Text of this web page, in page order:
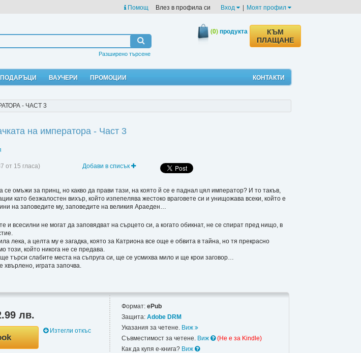
Помощ Влез в профила си Вход | Моят профил
Разширено търсене
(0)продукта
КЪМ
ПЛАЩАНЕ
ПОДАРЪЦИ ВАУЧЕРИ ПРОМОЦИИ КОНТАКТИ
- ЧАСТ 3
на императора - Част 3
от 15 гласа) Добави в списък
се омъжи за принц, но какво да прави тази, на която й се е паднал цял император? И то такъв,
като безжалостен вихър, който изпепелява жестоко враговете си и унищожава всеки, който е
на заповедите му, заповедите на великия Араеден…
и всесилни не могат да заповядват на сърцето си, а когато обикнат, не се спират пред нищо, в
лека, а целта му е загадка, която за Катриона все още е обвита в тайна, но тя прекрасно
този, който никога не се предава.
ще търси слабите места на съпруга си, ще се усмихва мило и ще крои заговор…
хвърлено, играта започва.
лв.
Изтегли откъс
Формат:ePub
Защита:Adobe DRM
Указания за четене. Виж
Съвместимост за четене. Виж
(Не e за Kindle)
Как да купя е-книга? Виж